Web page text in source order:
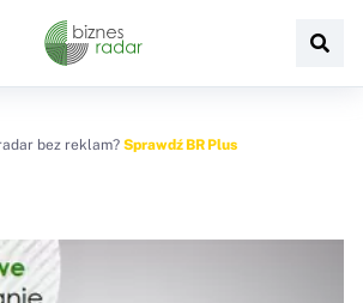
bez reklam? Sprawdź BR Plus